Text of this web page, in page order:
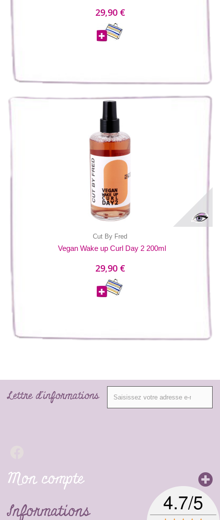
29,90 €
Cut By Fred
Vegan Wake up Curl Day 2 200ml
29,90 €
Lettre d'informations
Mon compte
Informations